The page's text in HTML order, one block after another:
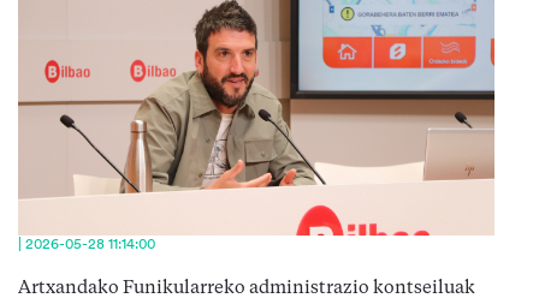
| 2026-05-28 11:14:00
Artxandako Funikularreko administrazio kontseiluak